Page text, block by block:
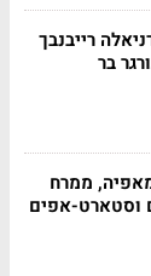
רייבנבך
ממרח
וסטארט-אפים